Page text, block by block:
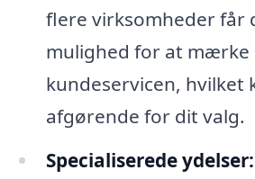
flere virksomheder får
mulighed for at mærke
kundeservicen, hvilket
afgørende for dit valg.
Specialiserede ydelser: